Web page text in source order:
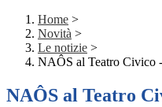
Home >
Novità >
Le notizie >
NAÔS al Teatro Civico
NAÔS al Teatro